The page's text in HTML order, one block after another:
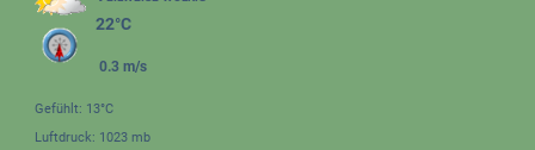
22°C
0.3 m/s
Gefühlt: 13°C
Luftdruck: 1023 mb